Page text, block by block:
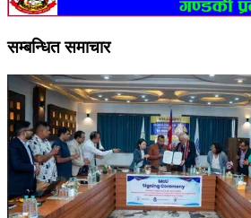
सम्बन्धित समाचार